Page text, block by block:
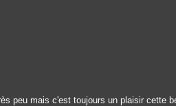
peu mais c'est toujours un plaisir cette